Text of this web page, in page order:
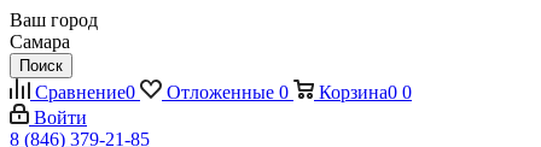
Ваш город
Самара
Поиск
Сравнение0 Отложенные 0 Корзина0 0
Войти
8 (846) 379-21-85